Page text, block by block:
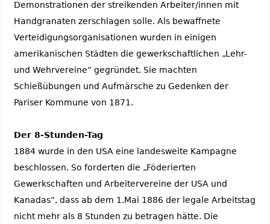
Demonstrationen der streikenden Arbeiter/innen mit
Handgranaten zerschlagen solle. Als bewaffnete
Verteidigungsorganisationen wurden in einigen
amerikanischen Städten die gewerkschaftlichen „Lehr-
und Wehrvereine“ gegründet. Sie machten
Schießübungen und Aufmärsche zu Gedenken der
Pariser Kommune von 1871.
Der 8-Stunden-Tag
1884 wurde in den USA eine landesweite Kampagne
beschlossen. So forderten die „Föderierten
Gewerkschaften und Arbeitervereine der USA und
Kanadas“, dass ab dem 1.Mai 1886 der legale Arbeitstag
nicht mehr als 8 Stunden zu betragen hätte. Die